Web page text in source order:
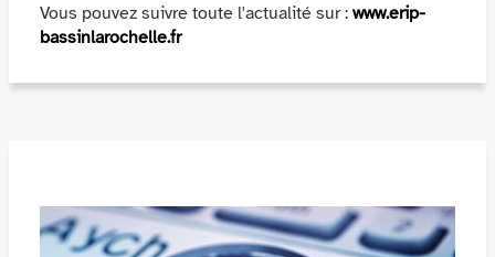
Vous pouvez suivre toute l'actualité sur : www.erip-
bassinlarochelle.fr